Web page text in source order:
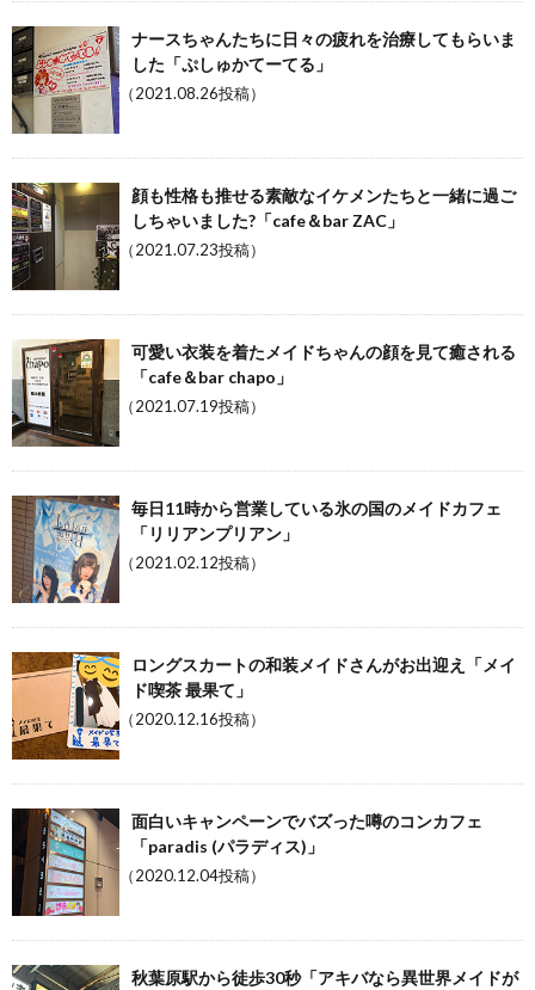
ナースちゃんたちに日々の疲れを治療してもらいま
した「ぷしゅかてーてる」
（2021.08.26投稿）
顔も性格も推せる素敵なイケメンたちと一緒に過ご
しちゃいました?「cafe＆bar ZAC」
（2021.07.23投稿）
可愛い衣装を着たメイドちゃんの顔を見て癒される
「cafe＆bar chapo」
（2021.07.19投稿）
毎日11時から営業している氷の国のメイドカフェ
「リリアンプリアン」
（2021.02.12投稿）
ロングスカートの和装メイドさんがお出迎え「メイ
ド喫茶 最果て」
（2020.12.16投稿）
面白いキャンペーンでバズった噂のコンカフェ
「paradis (パラディス)」
（2020.12.04投稿）
秋葉原駅から徒歩30秒「アキバなら異世界メイドが